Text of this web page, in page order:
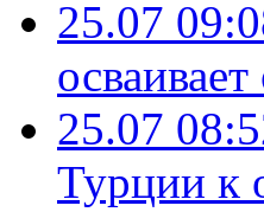
25.07
25.07
Турции к